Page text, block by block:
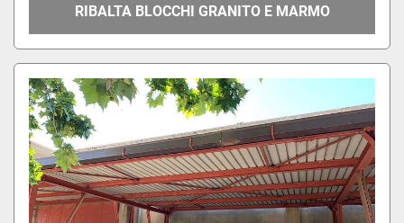
RIBALTA BLOCCHI GRANITO E MARMO